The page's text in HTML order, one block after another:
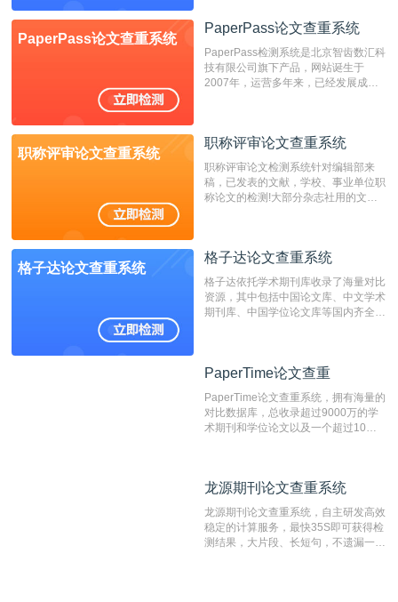
检测系统，其真实性和权威性无可厚
非。其次，相对于知网而言，万方检测
费用少，上手容易，是学生初次论文查
重的推荐系统。
PaperPass论文查重系统
PaperPass论文查重系统
PaperPass检测系统是北京智齿数汇科
技有限公司旗下产品，网站诞生于
2007年，运营多年来，已经发展成为
检测速度快、精度高，市场反映良好。
职称评审论文查重系统
职称评审论文查重系统
职称评审论文检测系统针对编辑部来
稿，已发表的文献，学校、事业单位职
称论文的检测!大部分杂志社用的文献
编辑部检测来稿和已发表的文献,检测
测时注意填写第一作者,才能排除已发
表文献复制比。（限制字符数1万）
格子达论文查重系统
格子达论文查重系统
格子达依托学术期刊库收录了海量对比
资源，其中包括中国论文库、中文学术
期刊库、中国学位论文库等国内齐全的
系统，可检测中文、英文两种语言的论
PaperTime论文查重
PaperTime论文查重系统，拥有海量的
对比数据库，总收录超过9000万的学
术期刊和学位论文以及一个超过10亿
对，利用指纹索引快速而精准地在云检
有相似的片段，该项技术检测速度快、
准确率高，市场反映良好。
龙源期刊论文查重系统
龙源期刊论文查重系统，自主研发高效
稳定的计算服务，最快35S即可获得检
测结果，大片段、长短句，不遗漏一处